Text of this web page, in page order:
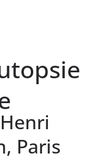
Paris